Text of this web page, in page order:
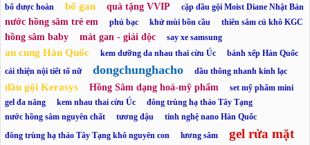
bổ dược hoàn
bổ gan quà tặng VVIP cặp dầu gội Moist Diane Nhật Bản
nước hồng sâm trẻ em phủ bạc khử mùi bồn cầu thiên sâm củ khô KGC
hồng sâm baby mát gan - giải độc say xe samsung
an cung Hàn Quốc kem dưỡng da nhau thai cừu Úc
bánh xếp Hàn Quốc
cải thiện nội tiết tố nữ
dongchunghacho dầu thông nhanh kinh lạc
dầu gội Kerasys Hồng Sâm dạng hoá-mỹ phẩm
set mỹ phẩm mini
gel đa năng
kem nhau thai cừu Úc
đông trùng hạ thảo Tây Tạng
nước hồng sâm nguyên chất
tương đậu
tinh nghệ nano Hàn Quốc
đông trùng hạ thảo Tây Tạng khô nguyên con
lương sâm gel rửa mặt